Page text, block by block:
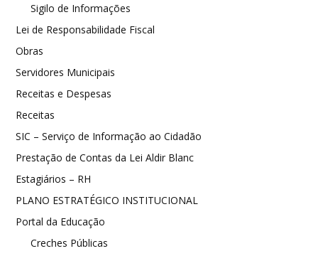
Sigilo de Informações
Lei de Responsabilidade Fiscal
Obras
Servidores Municipais
Receitas e Despesas
Receitas
SIC – Serviço de Informação ao Cidadão
Prestação de Contas da Lei Aldir Blanc
Estagiários – RH
PLANO ESTRATÉGICO INSTITUCIONAL
Portal da Educação
Creches Públicas